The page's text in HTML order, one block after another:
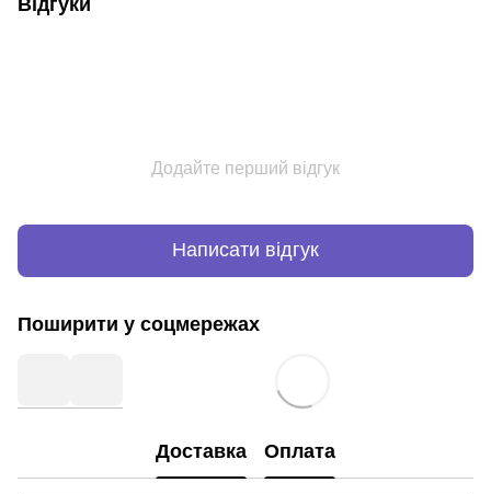
Додайте перший відгук
Написати відгук
Поширити у соцмережах
Доставка Оплата